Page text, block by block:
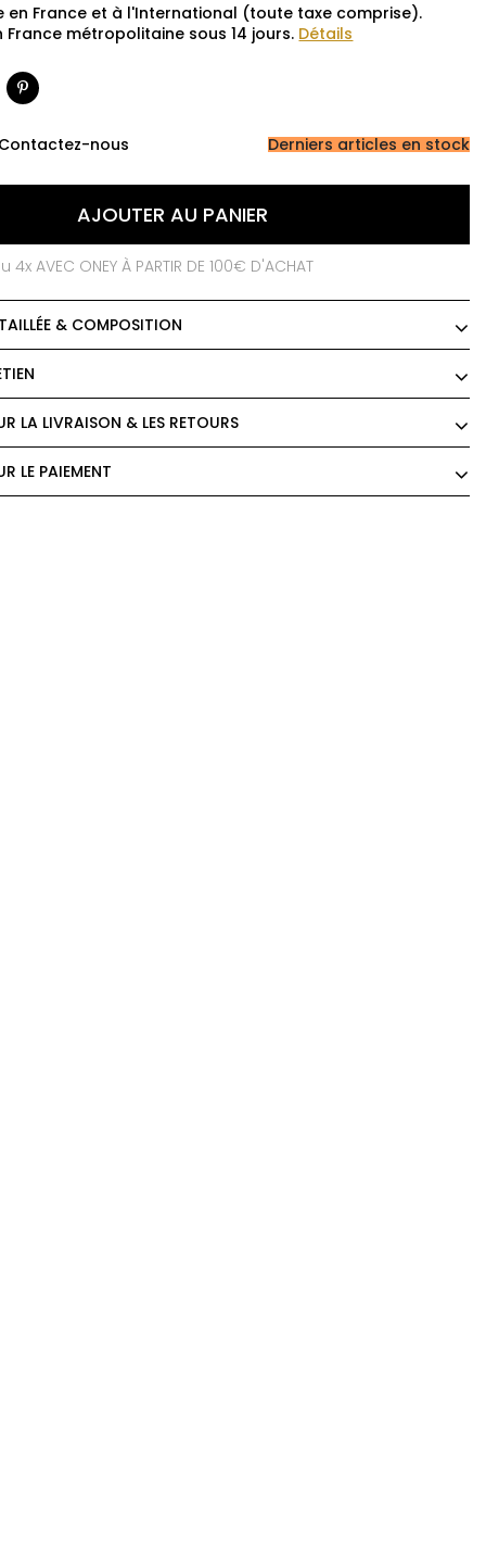
en France et à l'International (toute taxe comprise).
métropolitaine sous 14 jours. Détails
nous Derniers articles en stock
AJOUTER AU PANIER
4x AVEC ONEY À PARTIR DE 100€ D'ACHAT
& COMPOSITION
LA LIVRAISON & LES RETOURS
LE PAIEMENT